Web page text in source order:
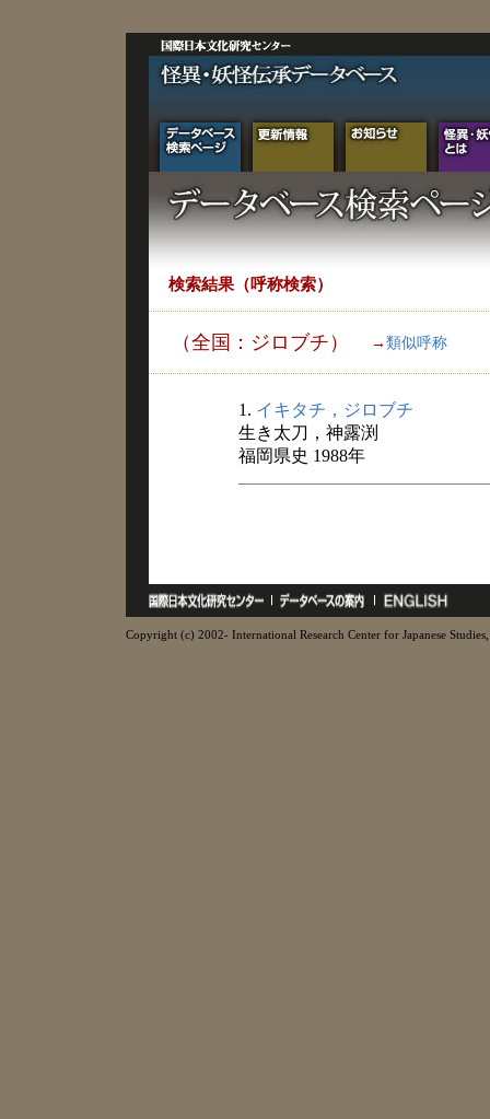
検索結果（呼称検索）
（全国：ジロブチ） → 類似呼称
1. イキタチ，ジロブチ
生き太刀，神露渕
福岡県史 1988年
Copyright (c) 2002- International Research Center for Japanese